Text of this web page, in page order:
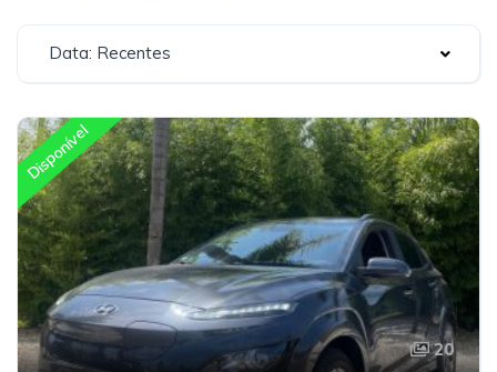
Data: Recentes
Disponível
20